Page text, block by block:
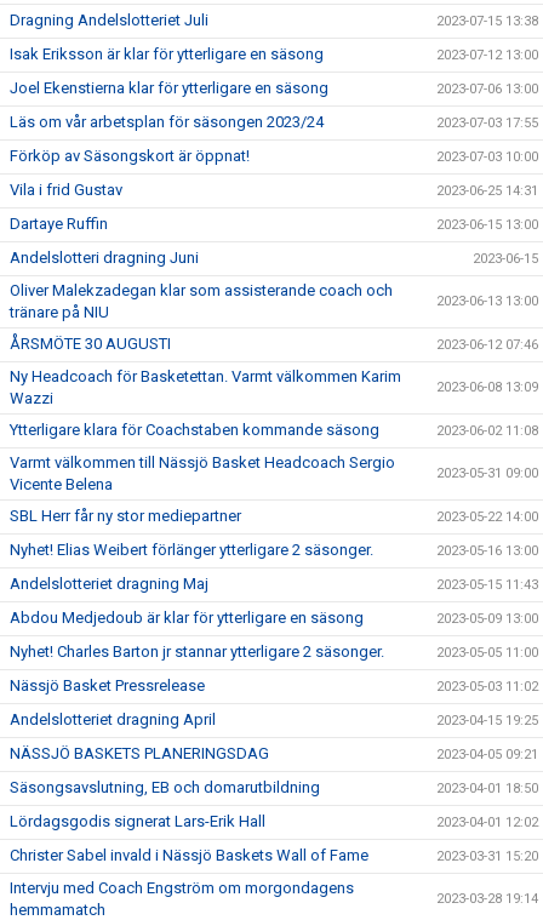
Dragning Andelslotteriet Juli 2023-07-15 13:38
Isak Eriksson är klar för ytterligare en säsong 2023-07-12 13:00
Joel Ekenstierna klar för ytterligare en säsong 2023-07-06 13:00
Läs om vår arbetsplan för säsongen 2023/24 2023-07-03 17:55
Förköp av Säsongskort är öppnat! 2023-07-03 10:00
Vila i frid Gustav 2023-06-25 14:31
Dartaye Ruffin 2023-06-15 13:00
Andelslotteri dragning Juni 2023-06-15
Oliver Malekzadegan klar som assisterande coach och
tränare på NIU
2023-06-13 13:00
ÅRSMÖTE 30 AUGUSTI 2023-06-12 07:46
Ny Headcoach för Basketettan. Varmt välkommen Karim
Wazzi
2023-06-08 13:09
Ytterligare klara för Coachstaben kommande säsong 2023-06-02 11:08
Varmt välkommen till Nässjö Basket Headcoach Sergio
Vicente Belena
2023-05-31 09:00
SBL Herr får ny stor mediepartner 2023-05-22 14:00
Nyhet! Elias Weibert förlänger ytterligare 2 säsonger. 2023-05-16 13:00
Andelslotteriet dragning Maj 2023-05-15 11:43
Abdou Medjedoub är klar för ytterligare en säsong 2023-05-09 13:00
Nyhet! Charles Barton jr stannar ytterligare 2 säsonger. 2023-05-05 11:00
Nässjö Basket Pressrelease 2023-05-03 11:02
Andelslotteriet dragning April 2023-04-15 19:25
NÄSSJÖ BASKETS PLANERINGSDAG 2023-04-05 09:21
Säsongsavslutning, EB och domarutbildning 2023-04-01 18:50
Lördagsgodis signerat Lars-Erik Hall 2023-04-01 12:02
Christer Sabel invald i Nässjö Baskets Wall of Fame 2023-03-31 15:20
Intervju med Coach Engström om morgondagens
hemmamatch
2023-03-28 19:14